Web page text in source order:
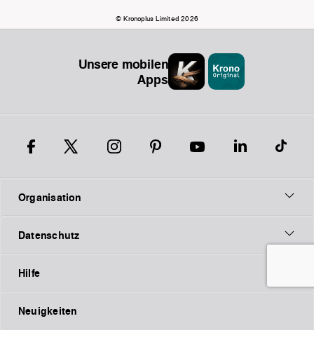
© Kronoplus Limited 2026
Unsere mobilen
Apps
Organisation
Datenschutz
Hilfe
Neuigkeiten